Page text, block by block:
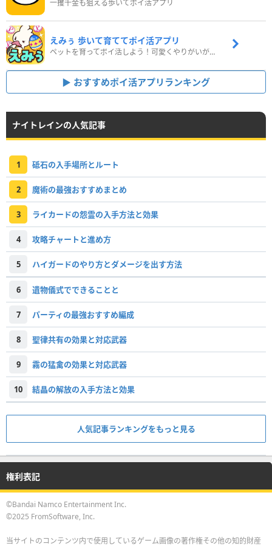
一攫千金も狙える歩いてポイ活アプリ
えみぅ 歩いて育ててポイ活アプリ
ペットを育ってポイ活しよう！可愛くやりがいがある新感覚アプリ
おすすめポイ活アプリランキング
ナイトレインの人気記事
1 砥石の入手場所とルート
2 魔術の最強おすすめまとめ
3 ライカードの怨霊の入手方法と効果
4 攻略チャートと進め方
5 ハイガードのやり方とダメージを出す方法
6 遺物儀式でできることと
7 パーティの最強おすすめ編成
8 聖律共有の効果と対応武器
9 霧の猛禽の効果と対応武器
10 結晶の解放の入手方法と効果
人気記事ランキングをもっと見る
権利表記
©Bandai Namco Entertainment Inc.
©2025 FromSoftware, Inc.
当サイトのコンテンツ内で使用しているゲーム画像の著作権その他の知的財産